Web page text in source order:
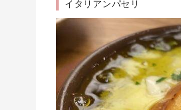
イタリアンパセリ